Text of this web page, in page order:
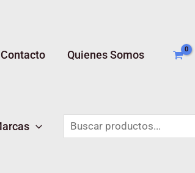
Contacto Quienes Somos
Buscar